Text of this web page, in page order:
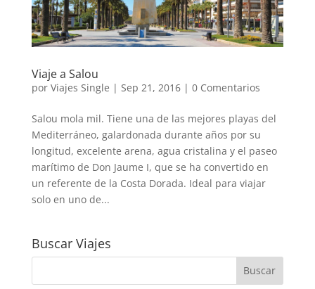
Viaje a Salou
por Viajes Single | Sep 21, 2016| 0 Comentarios
Salou mola mil. Tiene una de las mejores playas del
Mediterráneo, galardonada durante años por su
longitud, excelente arena, agua cristalina y el paseo
marítimo de Don Jaume I, que se ha convertido en
un referente de la Costa Dorada. Ideal para viajar
solo en uno de...
Buscar Viajes